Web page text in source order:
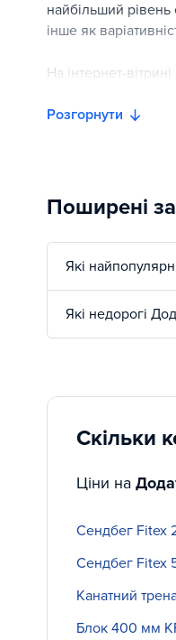
найбільший
інше як
На інтернет-
якісні, найвдаліші
світового рівня,
За найкращою
З представлених
Оригінальність
виробником, або
У магазині
Розстрочка та
Завдяки
Наші фахівці із
Розгорнути
Поширені
Які
Які недорогі
Скільки
Ціни на
Сендбег Fitex
Сендбег Fitex
Канатний
Блок 400 мм